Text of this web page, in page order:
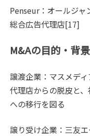
Penseur：オールジャ
総合広告代理店[17]
M&Aの目的・背景
譲渡企業：マスメデ
代理店からの脱皮と
への移行を図る
譲り受け企業：三友